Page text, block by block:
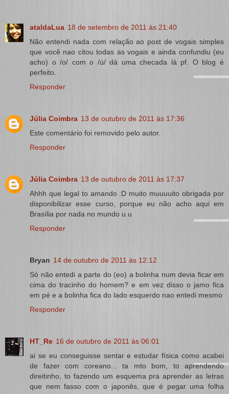
ataldaLua 18 de setembro de 2011 às 21:40
Não entendi nada com relação ao post de vogais simples
que você nao citou todas as vogais e ainda confundiu (eu
acho) o /o/ com o /ú/ dá uma checada lá pf. O blog é
perfeito.
Responder
Júlia Coimbra 13 de outubro de 2011 às 17:36
Este comentário foi removido pelo autor.
Responder
Júlia Coimbra 13 de outubro de 2011 às 17:37
Ahhh que legal to amando :D muito muuuuito obrigada por
disponibilizar esse curso, porque eu não acho aqui em
Brasília por nada no mundo u.u
Responder
Bryan 14 de outubro de 2011 às 12:12
Só não entedi a parte do (eo) a bolinha num devia ficar em
cima do tracinho do homem? e em vez disso o jamo fica
em pé e a bolinha fica do lado esquerdo nao entedi mesmo
Responder
HT_Re 16 de outubro de 2011 às 06:01
ai se eu conseguisse sentar e estudar física como acabei
de fazer com coreano... ta mto bom, to aprendendo
direitinho, to fazendo um esquema pra aprender as letras
que nem fasso com o japonês, que é pegar uma folha